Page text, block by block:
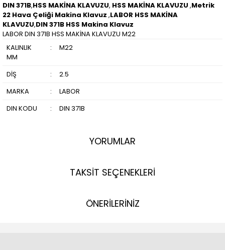
DIN 371B,HSS MAKİNA KLAVUZU, HSS MAKİNA KLAVUZU ,Metrik
22 Hava Çeliği Makina Klavuz ,LABOR HSS MAKİNA
KLAVUZU,DIN 371B HSS Makina Klavuz
LABOR DIN 371B HSS MAKİNA KLAVUZU M22
KALINLIK
MM
: M22
DİŞ :
2.5
MARKA
:
LABOR
DIN KODU
: DIN 371B
YORUMLAR
TAKSİT SEÇENEKLERİ
ÖNERİLERİNİZ